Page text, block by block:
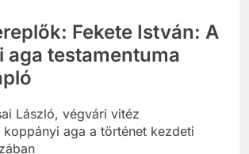
Fekete István: A
aga testamentuma
László, végvári vitéz
koppányi aga a történet kezdeti